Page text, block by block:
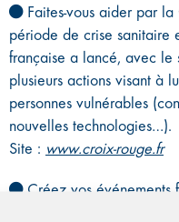
Faites-vous aider par la
période de crise sanitaire
française a lancé, avec le
plusieurs actions visant à
personnes vulnérables
nouvelles technologies…).
Site : www.croix-rouge.fr
Créez vos événements